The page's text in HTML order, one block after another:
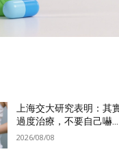
上海交大研究表明：其
過度治療，不要自己嚇...
2026/08/08